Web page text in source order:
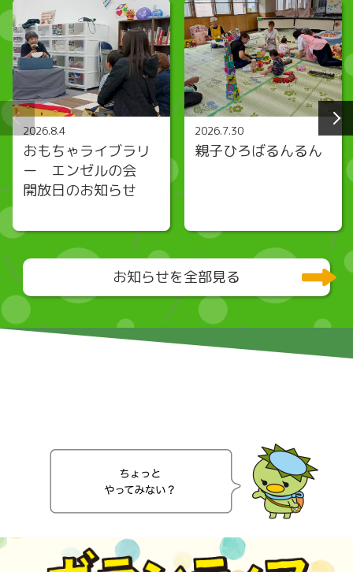
2026.8.4
おもちゃライブラリ
ー エンゼルの会
開放日のお知らせ
2026.7.30
親子ひろばるんるん
お知らせを全部見る